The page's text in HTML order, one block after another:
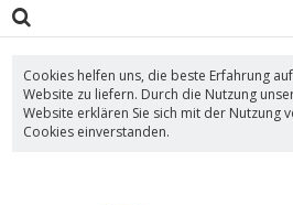
Cookies helfen uns, die beste Erfahrung
Website zu liefern. Durch die Nutzung
Website erklären Sie sich mit der Nutzung
Cookies einverstanden.